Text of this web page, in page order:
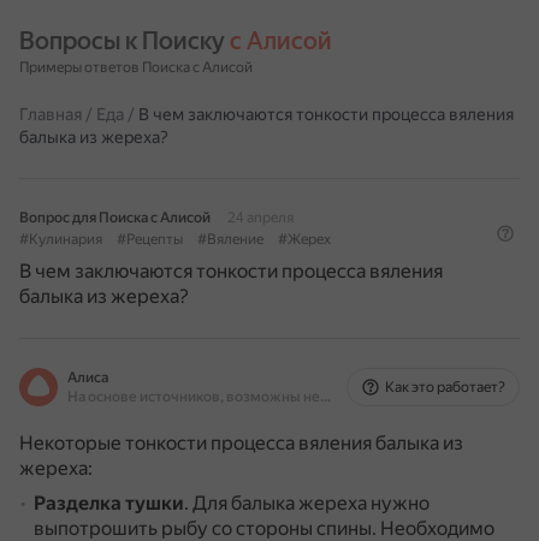
Вопросы к Поиску с Алисой
Примеры ответов Поиска с Алисой
Главная / Еда / В чем заключаются тонкости процесса вяления
балыка из жереха?
Вопрос для Поиска с Алисой
24 апреля
#Кулинария
#Рецепты #Вяление #Жерех
В чем заключаются тонкости процесса вяления
балыка из жереха?
Алиса
На основе источников, возможны неточности
Как это работает?
Некоторые тонкости процесса вяления балыка из
жереха:
Разделка тушки. Для балыка жереха нужно
выпотрошить рыбу со стороны спины. Необходимо